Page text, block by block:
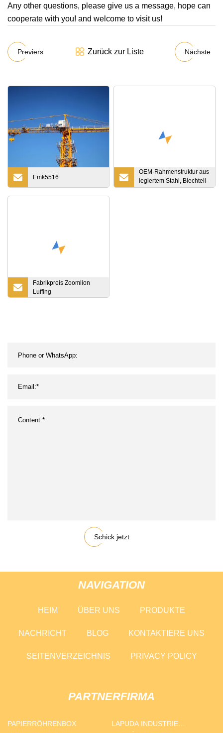
Any other questions, please give us a message, hope can
cooperate with you! and welcome to visit us!
Previers Zurück zur Liste Nächste
Emk5516
OEM-Rahmenstruktur aus
legiertem Stahl, Blechteil-
Engineering und -
Fabrikpreis Zoomlion
Luffing
Schick jetzt
NAVIGATION
HEIM ÜBER UNS PRODUKTE
NACHRICHT BLOG KONTAKTIERE UNS
SEITENVERZEICHNIS PRIVACY POLICY
PARTNERFIRMA
PAPIERRÖHRENBOX
LAPUDA INDUSTRIE